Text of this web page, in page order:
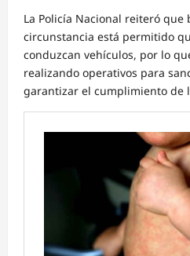
La Policía Nacional reiteró que
circunstancia está permitido
conduzcan vehículos, por lo
realizando operativos para
garantizar el cumplimiento de